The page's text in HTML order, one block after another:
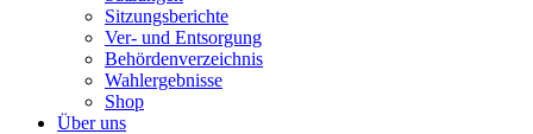
Sitzungsberichte
Ver- und Entsorgung
Behördenverzeichnis
Wahlergebnisse
Shop
Über uns